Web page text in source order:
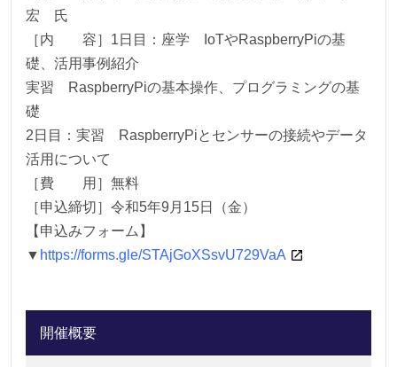
宏 氏
［内 容］1日目：座学 IoTやRaspberryPiの基
礎、活用事例紹介
実習 RaspberryPiの基本操作、プログラミングの基
礎
2日目：実習 RaspberryPiとセンサーの接続やデータ
活用について
［費 用］無料
［申込締切］令和5年9月15日（金）
【申込みフォーム】
▼ https://forms.gle/STAjGoXSsvU729VaA
開催概要